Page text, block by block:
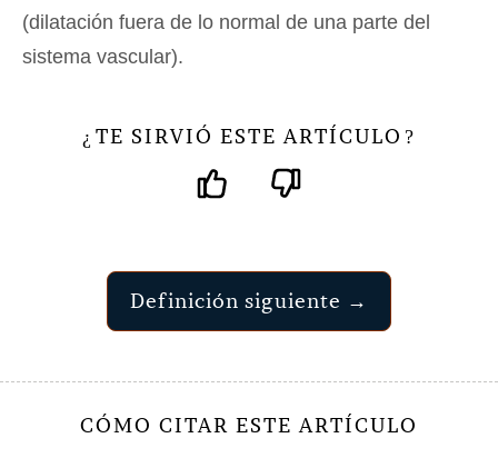
(dilatación fuera de lo normal de una parte del
sistema vascular).
¿ TE SIRVIÓ ESTE ARTÍCULO ?
Definición siguiente →
CÓMO CITAR ESTE ARTÍCULO